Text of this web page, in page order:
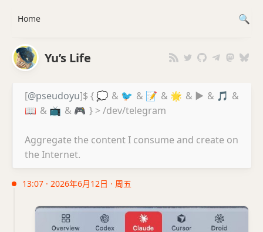
Yu’s Life
[@pseudoyu]$ { 💭 & 🐦 & 📝 & 🌟 & ▶️ & 🎵 &
📖 & 📺 & 🎮 } > /dev/telegram
Aggregate the content I consume and create on
the Internet.
13:07 · 2026年6月12日 · 周五
Home